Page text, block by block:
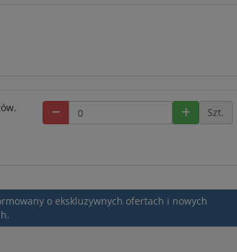
Szt.
o ekskluzywnych ofertach i nowych